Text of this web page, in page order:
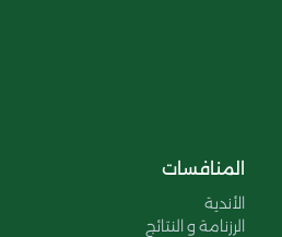
المنافسات
الأندية
الرزنامة و النتائج